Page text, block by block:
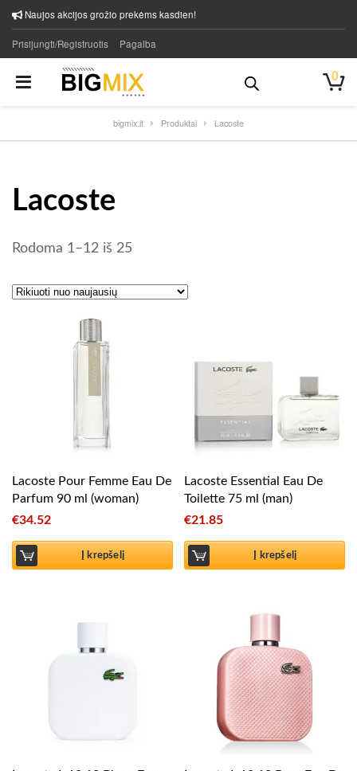
Naujos akcijos grožio prekėms kasdien!
Prisijungti/Registruotis Pagalba
0
bigmix.lt Produktai Lacoste
Lacoste
Rodoma 1–12 iš 25Rūšiuojama pagal naujausią
Lacoste Pour Femme Eau De
Parfum 90 ml (woman)
€34.52
Į krepšelį
Lacoste Essential Eau De
Toilette 75 ml (man)
€21.85
Į krepšelį